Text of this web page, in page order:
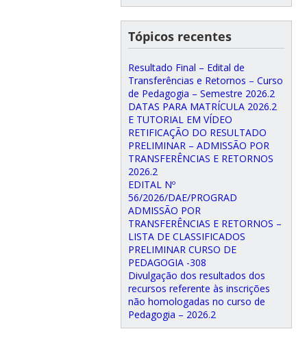
Tópicos recentes
Resultado Final – Edital de
Transferências e Retornos – Curso
de Pedagogia – Semestre 2026.2
DATAS PARA MATRÍCULA 2026.2
E TUTORIAL EM VÍDEO
RETIFICAÇÃO DO RESULTADO
PRELIMINAR – ADMISSÃO POR
TRANSFERÊNCIAS E RETORNOS
2026.2
EDITAL Nº
56/2026/DAE/PROGRAD
ADMISSÃO POR
TRANSFERÊNCIAS E RETORNOS –
LISTA DE CLASSIFICADOS
PRELIMINAR CURSO DE
PEDAGOGIA -308
Divulgação dos resultados dos
recursos referente às inscrições
não homologadas no curso de
Pedagogia – 2026.2